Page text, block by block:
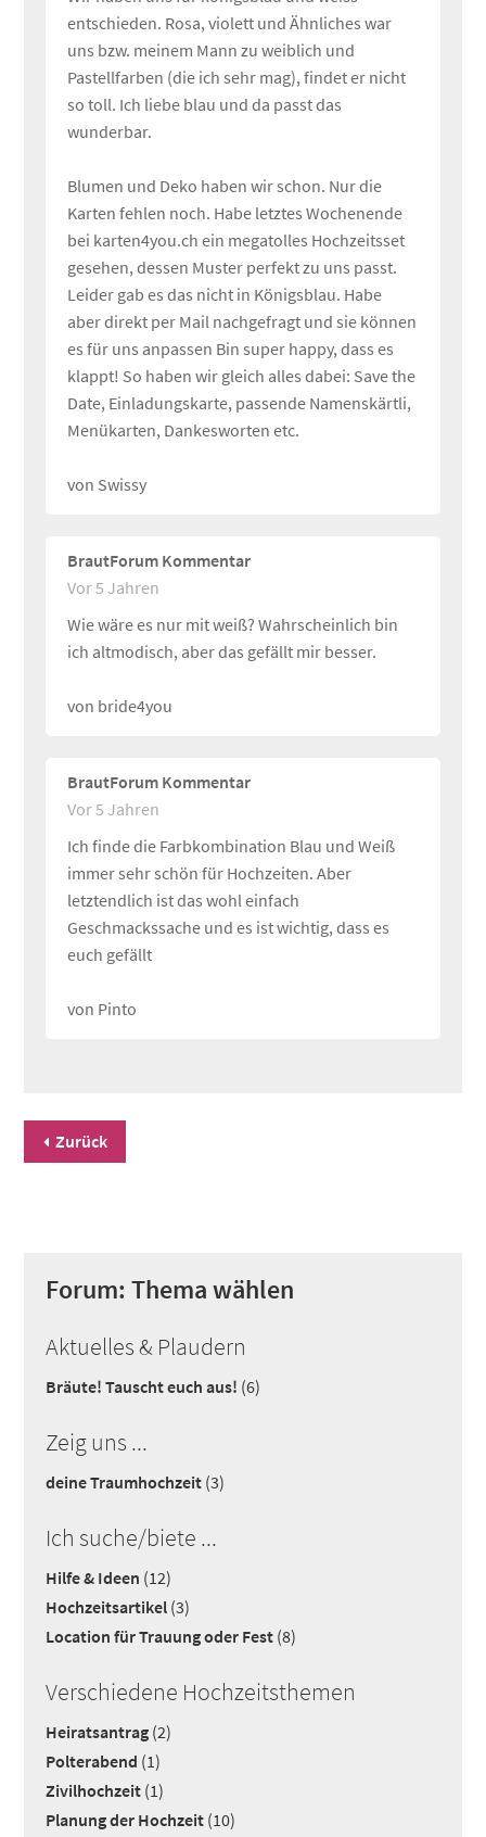
entschieden. Rosa, violett und Ähnliches war
uns bzw. meinem Mann zu weiblich und
Pastellfarben (die ich sehr mag), findet er nicht
so toll. Ich liebe blau und da passt das
wunderbar.
Blumen und Deko haben wir schon. Nur die
Karten fehlen noch. Habe letztes Wochenende
bei karten4you.ch ein megatolles Hochzeitsset
gesehen, dessen Muster perfekt zu uns passt.
Leider gab es das nicht in Königsblau. Habe
aber direkt per Mail nachgefragt und sie können
es für uns anpassen Bin super happy, dass es
klappt! So haben wir gleich alles dabei: Save the
Date, Einladungskarte, passende Namenskärtli,
Menükarten, Dankesworten etc.
von Swissy
BrautForum Kommentar
Vor 5 Jahren
Wie wäre es nur mit weiß? Wahrscheinlich bin
ich altmodisch, aber das gefällt mir besser.
von bride4you
BrautForum Kommentar
Vor 5 Jahren
Ich finde die Farbkombination Blau und Weiß
immer sehr schön für Hochzeiten. Aber
letztendlich ist das wohl einfach
Geschmackssache und es ist wichtig, dass es
euch gefällt
von Pinto
Zurück
Forum: Thema wählen
Aktuelles & Plaudern
Bräute! Tauscht euch aus! (6)
Zeig uns ...
deine Traumhochzeit (3)
Ich suche/biete ...
Hilfe & Ideen (12)
Hochzeitsartikel (3)
Location für Trauung oder Fest (8)
Verschiedene Hochzeitsthemen
Heiratsantrag (2)
Polterabend (1)
Zivilhochzeit (1)
Planung der Hochzeit (10)